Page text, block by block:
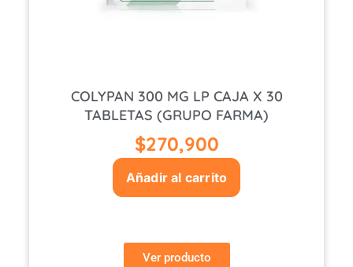
COLYPAN 300 MG LP CAJA X 30
TABLETAS (GRUPO FARMA)
$270,900
Añadir al carrito
Ver producto